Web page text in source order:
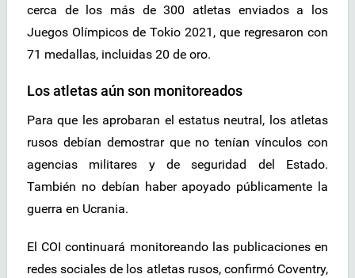
cerca de los más de 300 atletas enviados a los
Juegos Olímpicos de Tokio 2021, que regresaron con
71 medallas, incluidas 20 de oro.
Los atletas aún son monitoreados
Para que les aprobaran el estatus neutral, los atletas
rusos debían demostrar que no tenían vínculos con
agencias militares y de seguridad del Estado.
También no debían haber apoyado públicamente la
guerra en Ucrania.
El COI continuará monitoreando las publicaciones en
redes sociales de los atletas rusos, confirmó Coventry,